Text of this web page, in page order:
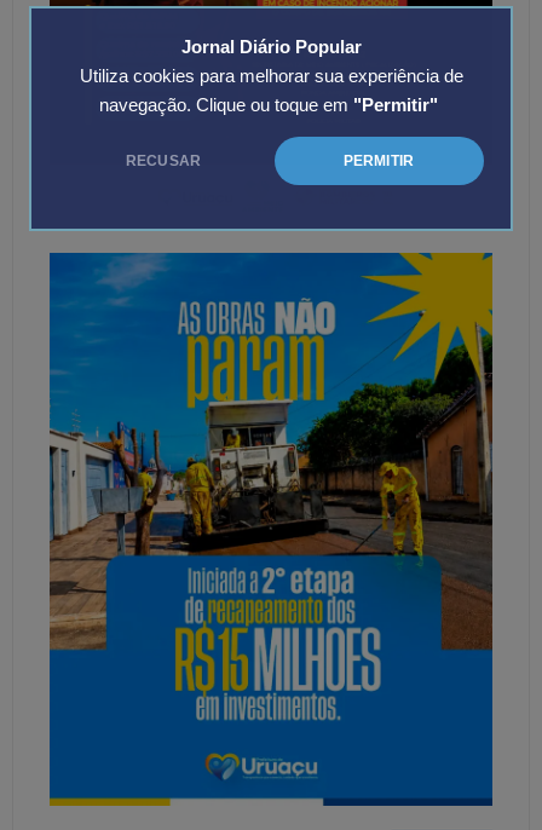
Jornal Diário Popular
Utiliza cookies para melhorar sua experiência de
navegação. Clique ou toque em "Permitir"
RECUSAR PERMITIR